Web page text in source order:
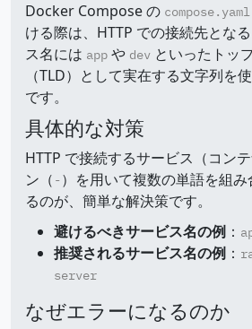
Docker Compose の compose.yaml
ける際は、HTTP での接続先とな
ス名には app や dev といったトッ
（TLD）として実在する文字列を
です。
具体的な対策
HTTP で接続するサービス（コン
ン（ -）を用いて複数の単語を組
るのが、簡単な解決策です。
避けるべきサービス名の例 ：
推奨されるサービス名の例 ：
server
なぜエラーになるのか